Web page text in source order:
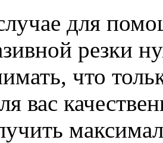
для
резки
что
вас